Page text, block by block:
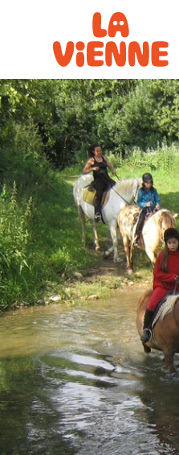
Panneau de gestion des cookies